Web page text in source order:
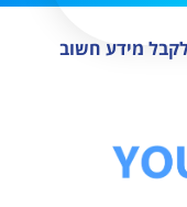
מידע חשוב